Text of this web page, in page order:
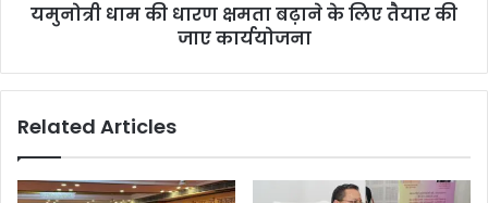
यमुनोत्री धाम की धारण क्षमता बढ़ाने के लिए तैयार की
जाए कार्ययोजना
Related Articles